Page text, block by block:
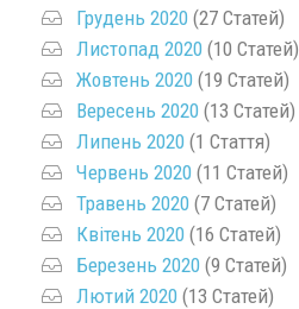
Грудень 2020 (27 Статей)
Листопад 2020 (10 Статей)
Жовтень 2020 (19 Статей)
Вересень 2020 (13 Статей)
Липень 2020 (1 Стаття)
Червень 2020 (11 Статей)
Травень 2020 (7 Статей)
Квітень 2020 (16 Статей)
Березень 2020 (9 Статей)
Лютий 2020 (13 Статей)